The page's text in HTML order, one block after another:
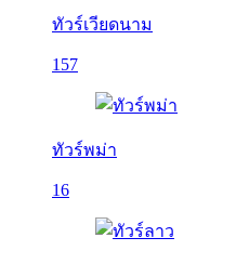
ทัวร์เวียดนาม
157
ทัวร์พม่า
16